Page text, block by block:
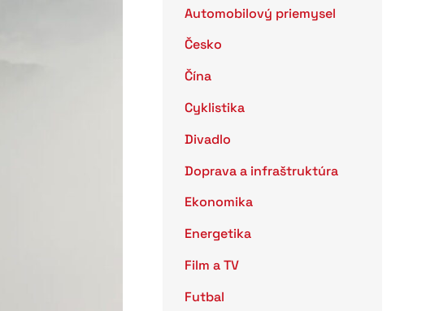
Automobilový priemysel
Česko
Čína
Cyklistika
Divadlo
Doprava a infraštruktúra
Ekonomika
Energetika
Film a TV
Futbal